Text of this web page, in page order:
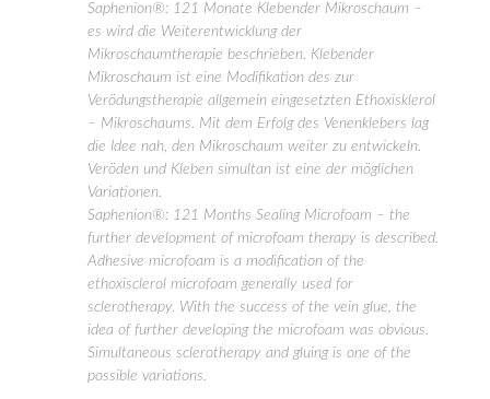
Saphenion®: 121 Monate Klebender Mikroschaum –
es wird die Weiterentwicklung der
Mikroschaumtherapie beschrieben. Klebender
Mikroschaum ist eine Modifikation des zur
Verödungstherapie allgemein eingesetzten Ethoxisklerol
– Mikroschaums. Mit dem Erfolg des Venenklebers lag
die Idee nah, den Mikroschaum weiter zu entwickeln.
Veröden und Kleben simultan ist eine der möglichen
Variationen.
Saphenion®: 121 Months Sealing Microfoam – the
further development of microfoam therapy is described.
Adhesive microfoam is a modification of the
ethoxisclerol microfoam generally used for
sclerotherapy. With the success of the vein glue, the
idea of further developing the microfoam was obvious.
Simultaneous sclerotherapy and gluing is one of the
possible variations.